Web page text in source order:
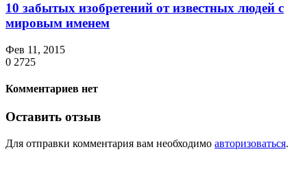
10 забытых изобретений от известных людей с
мировым именем
Фев 11, 2015
0 2725
Комментариев нет
Оставить отзыв
Для отправки комментария вам необходимо авторизоваться.